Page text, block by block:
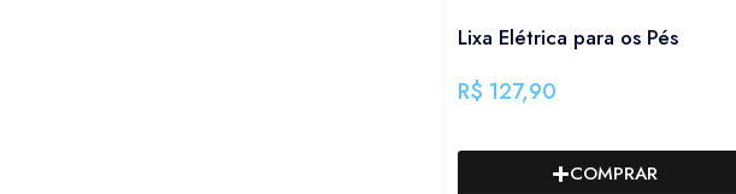
Lixa Elétrica para os Pés
R$ 127,90
COMPRAR